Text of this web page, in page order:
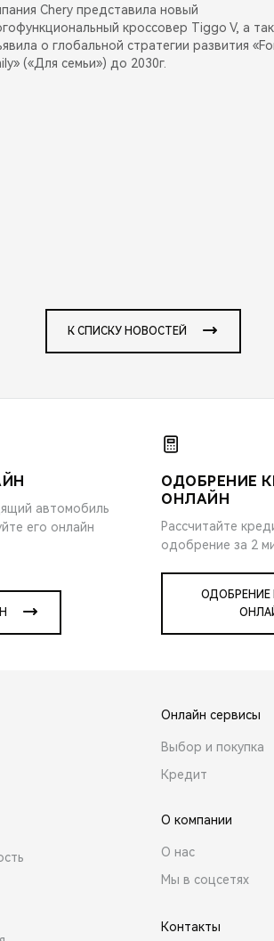
Chery представила новый
кроссовер Tiggo V, а
о глобальной стратегии развития
(«Для семьи») до 2030г.
К СПИСКУ НОВОСТЕЙ
автомобиль
его онлайн
ОДОБРЕНИЕ
ОНЛАЙН
Рассчитайте
одобрение за 2
ОДОБРЕНИЕ
Онлайн сервисы
Выбор и покупка
Кредит
О компании
О нас
Мы в соцсетях
Контакты